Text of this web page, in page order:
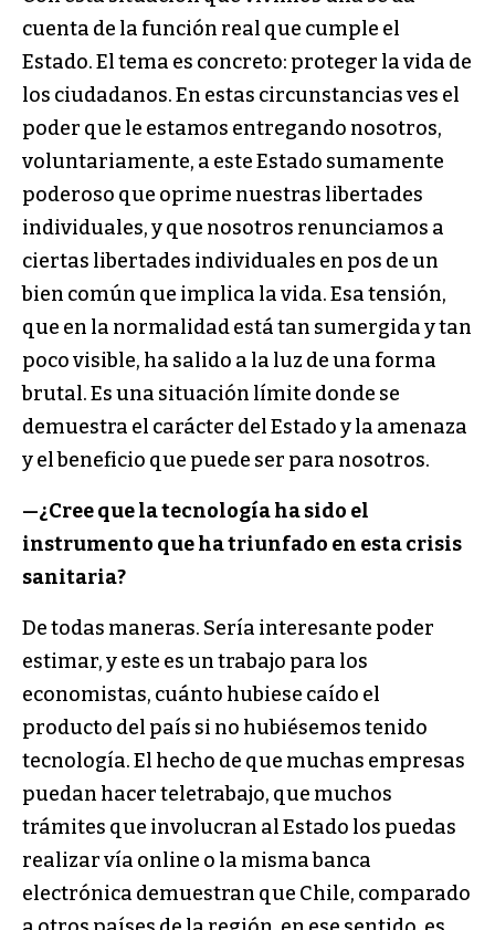
cuenta de la función real que cumple el
Estado. El tema es concreto: proteger la vida de
los ciudadanos. En estas circunstancias ves el
poder que le estamos entregando nosotros,
voluntariamente, a este Estado sumamente
poderoso que oprime nuestras libertades
individuales, y que nosotros renunciamos a
ciertas libertades individuales en pos de un
bien común que implica la vida. Esa tensión,
que en la normalidad está tan sumergida y tan
poco visible, ha salido a la luz de una forma
brutal. Es una situación límite donde se
demuestra el carácter del Estado y la amenaza
y el beneficio que puede ser para nosotros.
—¿Cree que la tecnología ha sido el
instrumento que ha triunfado en esta crisis
sanitaria?
De todas maneras. Sería interesante poder
estimar, y este es un trabajo para los
economistas, cuánto hubiese caído el
producto del país si no hubiésemos tenido
tecnología. El hecho de que muchas empresas
puedan hacer teletrabajo, que muchos
trámites que involucran al Estado los puedas
realizar vía online o la misma banca
electrónica demuestran que Chile, comparado